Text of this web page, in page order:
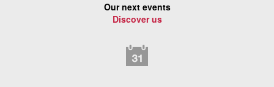
Our next events
Discover us